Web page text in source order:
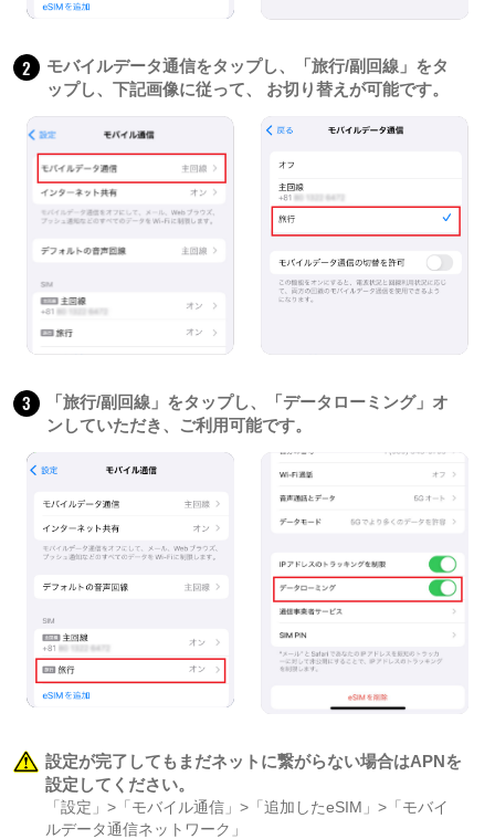
2
モバイルデータ通信をタップし、「旅行/副回線」をタ
ップし、下記画像に従って、 お切り替えが可能です。
3
「旅行/副回線」をタップし、「データローミング」オ
ンしていただき、ご利用可能です。
設定が完了してもまだネットに繋がらない場合はAPNを
設定してください。
「設定」>「モバイル通信」>「追加したeSIM」>「モバイ
ルデータ通信ネットワーク」